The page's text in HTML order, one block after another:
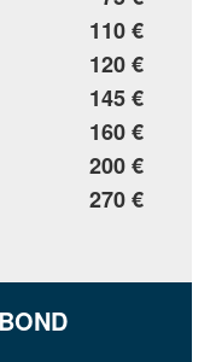
110 €
120 €
145 €
160 €
200 €
270 €